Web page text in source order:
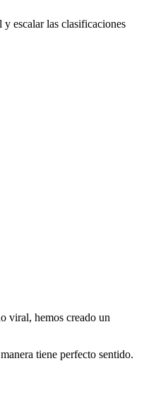
escalar las clasificaciones
viral, hemos creado un
tiene perfecto sentido.